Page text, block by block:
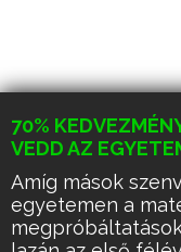
70%
VEDD AZ
Amíg mások
egyetemen a